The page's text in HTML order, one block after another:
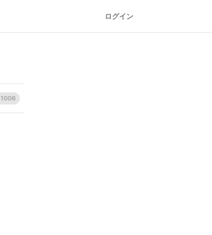
ログイン
1006